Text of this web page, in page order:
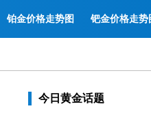
铂金价格走势图 钯金价格走势
今日黄金话题